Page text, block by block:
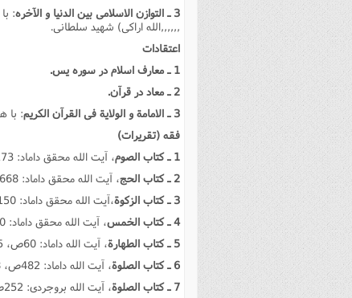
3 ـ التوازن الاسلامى بین الدنیا و الآخره
:
,,,,,,الله اراکى) شهید سلطانى.
اعتقادات
1 ـ معارف اسلام در سوره یس.
2 ـ معاد در قرآن.
3 ـ الامامة و الولایة فى القرآن الکریم
: با
فقه (تقریرات)
1 ـ کتاب الصوم
، آیت الله محقق داماد: 173ص، 379ق.
2 ـ کتاب الحج
، آیت الله محقق داماد: 668ص، 1384ق.
3 ـ کتاب الزکوة
،آیت الله محقق داماد: 150ص، 1377ق.
4 ـ کتاب الخمس
، آیت الله محقق داماد: 60ص، 1377ق.
5 ـ کتاب الطهارة
، آیت الله داماد: 60ص، 1375ق.
6 ـ کتاب الصلوة
، آیت الله داماد: 482ص، 1388ق.
7 ـ کتاب الصلوة
، آیت الله بروجردى: 252ص، 1378ق.